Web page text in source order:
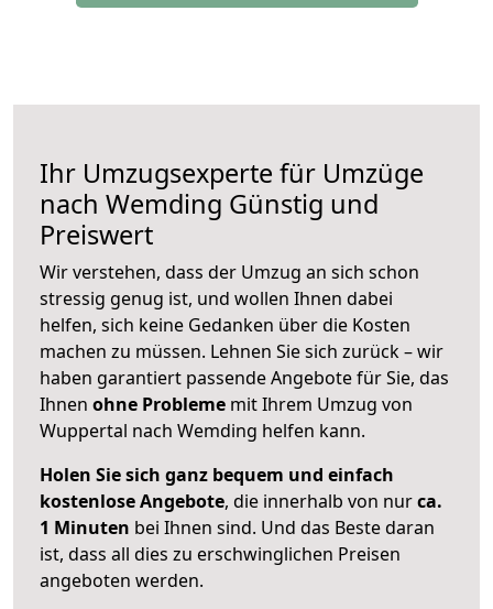
Ihr Umzugsexperte für Umzüge
nach Wemding Günstig und
Preiswert
Wir verstehen, dass der Umzug an sich schon
stressig genug ist, und wollen Ihnen dabei
helfen, sich keine Gedanken über die Kosten
machen zu müssen. Lehnen Sie sich zurück – wir
haben garantiert passende Angebote für Sie, das
Ihnen ohne Probleme mit Ihrem Umzug von
Wuppertal nach Wemding helfen kann.
Holen Sie sich ganz bequem und einfach
kostenlose Angebote, die innerhalb von nurca.
1 Minuten bei Ihnen sind. Und das Beste daran
ist, dass all dies zu erschwinglichen Preisen
angeboten werden.